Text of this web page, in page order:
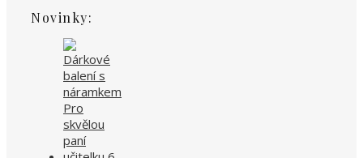
Novinky: